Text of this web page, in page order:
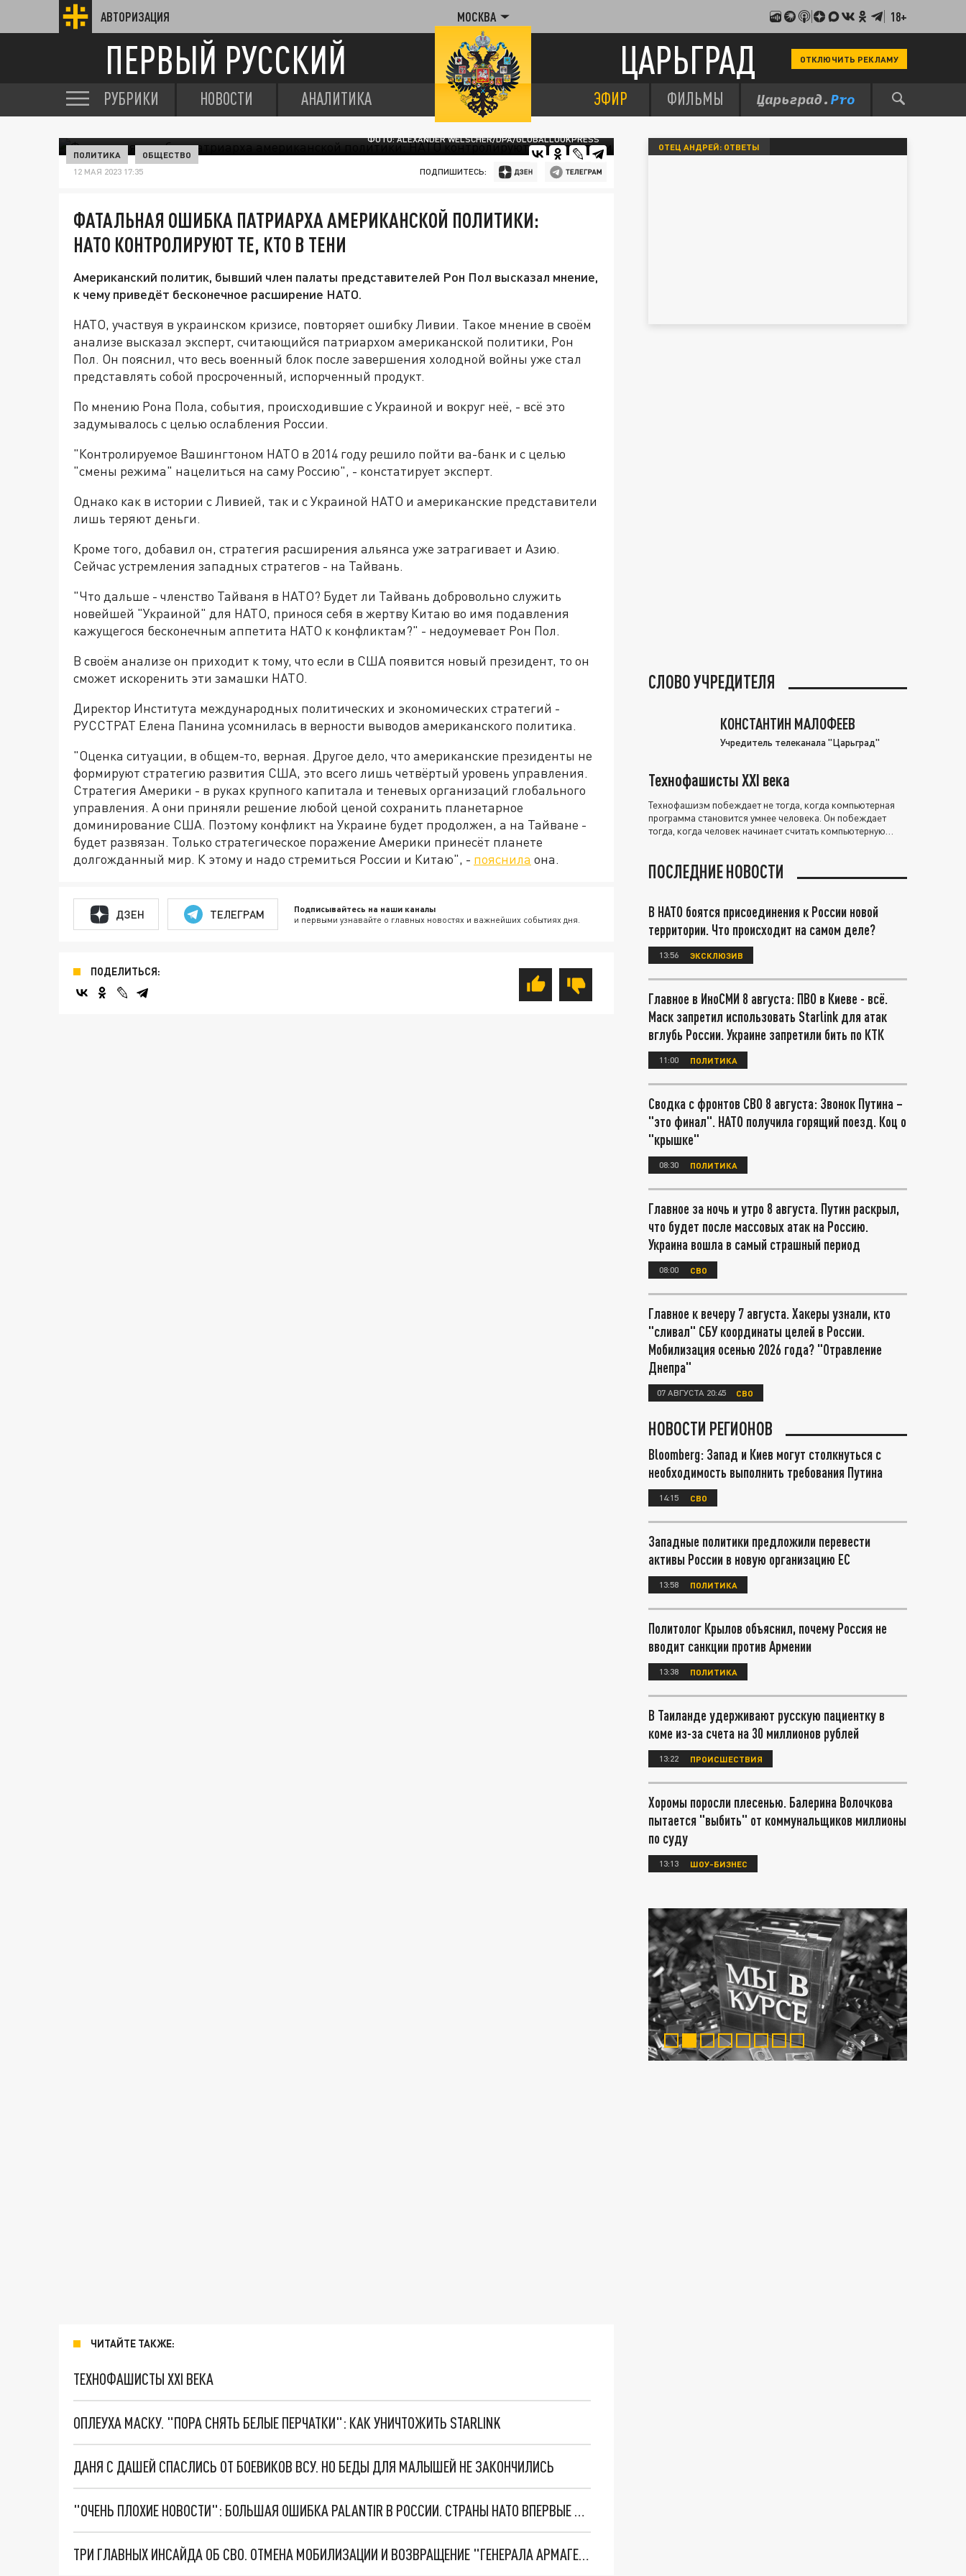
АВТОРИЗАЦИЯ МОСКВА 18+
ПЕРВЫЙ РУССКИЙ ЦАРЬГРАД ОТКЛЮЧИТЬ РЕКЛАМУ
РУБРИКИ НОВОСТИ АНАЛИТИКА ЭФИР ФИЛЬМЫ
ФОТО: ALEXANDER WELSCHER/DPA/GLOBALLOOKPRESS
ПОЛИТИКА ОБЩЕСТВО
12 МАЯ 2023 17:35 ПОДПИШИТЕСЬ:
ФАТАЛЬНАЯ ОШИБКА ПАТРИАРХА АМЕРИКАНСКОЙ ПОЛИТИКИ:
НАТО КОНТРОЛИРУЮТ ТЕ, КТО В ТЕНИ
Американский политик, бывший член палаты представителей Рон Пол высказал мнение,
к чему приведёт бесконечное расширение НАТО.
НАТО, участвуя в украинском кризисе, повторяет ошибку Ливии. Такое мнение в своём
анализе высказал эксперт, считающийся патриархом американской политики, Рон
Пол. Он пояснил, что весь военный блок после завершения холодной войны уже стал
представлять собой просроченный, испорченный продукт.
По мнению Рона Пола, события, происходившие с Украиной и вокруг неё, - всё это
задумывалось с целью ослабления России.
"Контролируемое Вашингтоном НАТО в 2014 году решило пойти ва-банк и с целью
"смены режима" нацелиться на саму Россию", - констатирует эксперт.
Однако как в истории с Ливией, так и с Украиной НАТО и американские представители
лишь теряют деньги.
Кроме того, добавил он, стратегия расширения альянса уже затрагивает и Азию.
Сейчас устремления западных стратегов - на Тайвань.
"Что дальше - членство Тайваня в НАТО? Будет ли Тайвань добровольно служить
новейшей "Украиной" для НАТО, принося себя в жертву Китаю во имя подавления
кажущегося бесконечным аппетита НАТО к конфликтам?" - недоумевает Рон Пол.
В своём анализе он приходит к тому, что если в США появится новый президент, то он
сможет искоренить эти замашки НАТО.
Директор Института международных политических и экономических стратегий -
РУССТРАТ Елена Панина усомнилась в верности выводов американского политика.
"Оценка ситуации, в общем-то, верная. Другое дело, что американские президенты не
формируют стратегию развития США, это всего лишь четвёртый уровень управления.
Стратегия Америки - в руках крупного капитала и теневых организаций глобального
управления. А они приняли решение любой ценой сохранить планетарное
доминирование США. Поэтому конфликт на Украине будет продолжен, а на Тайване -
будет развязан. Только стратегическое поражение Америки принесёт планете
долгожданный мир. К этому и надо стремиться России и Китаю", - пояснила она.
ДЗЕН ТЕЛЕГРАМ Подписывайтесь на наши каналы
и первыми узнавайте о главных новостях и важнейших событиях дня.
ПОДЕЛИТЬСЯ:
ЧИТАЙТЕ ТАКЖЕ:
ТЕХНОФАШИСТЫ XXI ВЕКА
ОПЛЕУХА МАСКУ. "ПОРА СНЯТЬ БЕЛЫЕ ПЕРЧАТКИ": КАК УНИЧТОЖИТЬ STARLINK
ДАНЯ С ДАШЕЙ СПАСЛИСЬ ОТ БОЕВИКОВ ВСУ. НО БЕДЫ ДЛЯ МАЛЫШЕЙ НЕ ЗАКОНЧИЛИСЬ
"ОЧЕНЬ ПЛОХИЕ НОВОСТИ": БОЛЬШАЯ ОШИБКА PALANTIR В РОССИИ. СТРАНЫ НАТО ВПЕРВЫЕ ЗА СВО ОСТАНОВИЛИ ПОСТАВКИ ОРУЖИЯ. ВСУ ТЕРЯЮТ ПРИГРАНИЧЬЕ?
ТРИ ГЛАВНЫХ ИНСАЙДА ОБ СВО. ОТМЕНА МОБИЛИЗАЦИИ И ВОЗВРАЩЕНИЕ "ГЕНЕРАЛА АРМАГЕДДОНА"? ОТЛИЧНЫЕ НОВОСТИ, КОТОРЫЕ ЖДАЛИ ВСЕ
ОТЕЦ АНДРЕЙ: ОТВЕТЫ
СЛОВО УЧРЕДИТЕЛЯ
КОНСТАНТИН МАЛОФЕЕВ
Учредитель телеканала "Царьград"
Технофашисты XXI века
Технофашизм побеждает не тогда, когда компьютерная
программа становится умнее человека. Он побеждает
тогда, когда человек начинает считать компьютерную
ПОСЛЕДНИЕ НОВОСТИ
В НАТО боятся присоединения к России новой
территории. Что происходит на самом деле?
13:56 ЭКСКЛЮЗИВ
Главное в ИноСМИ 8 августа: ПВО в Киеве - всё.
Маск запретил использовать Starlink для атак
вглубь России. Украине запретили бить по КТК
11:00 ПОЛИТИКА
Сводка с фронтов СВО 8 августа: Звонок Путина –
"это финал". НАТО получила горящий поезд. Коц о
"крышке"
08:30 ПОЛИТИКА
Главное за ночь и утро 8 августа. Путин раскрыл,
что будет после массовых атак на Россию.
Украина вошла в самый страшный период
08:00 СВО
Главное к вечеру 7 августа. Хакеры узнали, кто
"сливал" СБУ координаты целей в России.
Мобилизация осенью 2026 года? "Отравление
Днепра"
07 АВГУСТА 20:45 СВО
НОВОСТИ РЕГИОНОВ
Bloomberg: Запад и Киев могут столкнуться с
необходимость выполнить требования Путина
14:15 СВО
Западные политики предложили перевести
активы России в новую организацию ЕС
13:58 ПОЛИТИКА
Политолог Крылов объяснил, почему Россия не
вводит санкции против Армении
13:38 ПОЛИТИКА
В Таиланде удерживают русскую пациентку в
коме из-за счета на 30 миллионов рублей
13:22 ПРОИСШЕСТВИЯ
Хоромы поросли плесенью. Балерина Волочкова
пытается "выбить" от коммунальщиков миллионы
по суду
13:13 ШОУ-БИЗНЕС